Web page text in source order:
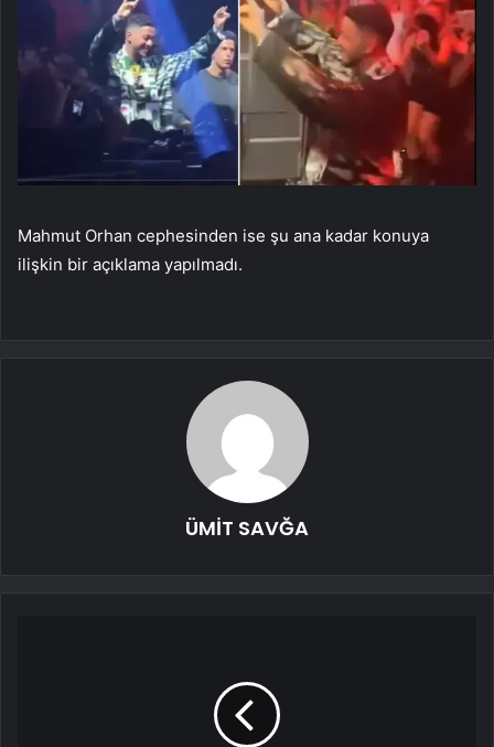
Mahmut Orhan cephesinden ise şu ana kadar konuya
ilişkin bir açıklama yapılmadı.
ÜMİT SAVĞA